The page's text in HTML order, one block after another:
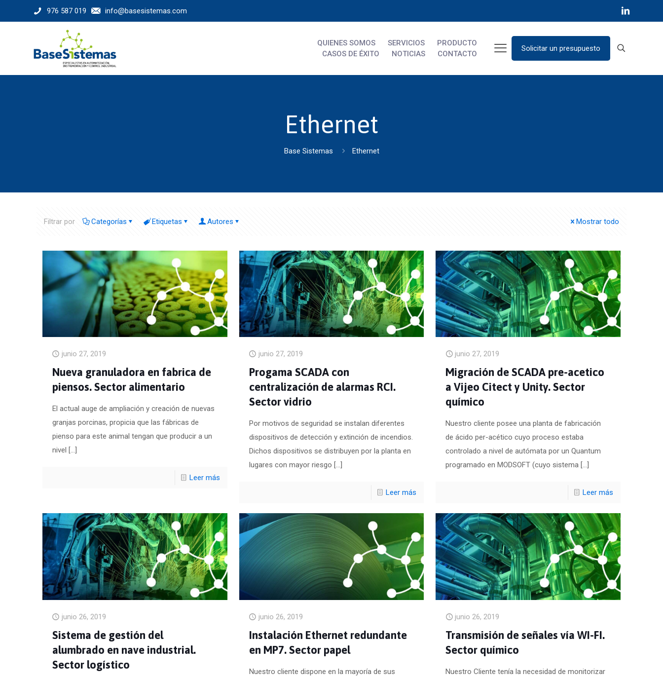
976 587 019 info@basesistemas.com
QUIENES SOMOS SERVICIOS
PRODUCTO
CASOS DE ÉXITO
NOTICIAS CONTACTO
Solicitar un presupuesto
Ethernet
Base Sistemas Ethernet
Filtrar por Categorías Etiquetas Autores Mostrar todo
junio 27, 2019
Nueva granuladora en fabrica de
piensos. Sector alimentario
El actual auge de ampliación y creación de nuevas
granjas porcinas, propicia que las fábricas de
pienso para este animal tengan que producir a un
nivel […]
Leer más
junio 27, 2019
Progama SCADA con
centralización de alarmas RCI.
Sector vidrio
Por motivos de seguridad se instalan diferentes
dispositivos de detección y extinción de incendios.
Dichos dispositivos se distribuyen por la planta en
lugares con mayor riesgo […]
Leer más
junio 27, 2019
Migración de SCADA pre-acetico
a Vijeo Citect y Unity. Sector
químico
Nuestro cliente posee una planta de fabricación
de ácido per-acético cuyo proceso estaba
controlado a nivel de autómata por un Quantum
programado en MODSOFT (cuyo sistema […]
Leer más
junio 26, 2019
Sistema de gestión del
alumbrado en nave industrial.
Sector logístico
junio 26, 2019
Instalación Ethernet redundante
en MP7. Sector papel
Nuestro cliente dispone en la mayoría de sus
junio 26, 2019
Transmisión de señales vía WI-FI.
Sector químico
Nuestro Cliente tenía la necesidad de monitorizar